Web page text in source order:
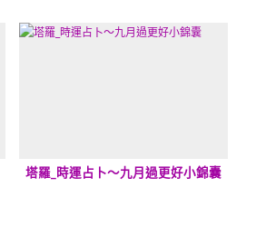
塔羅_時運占卜～九月過更好小錦囊